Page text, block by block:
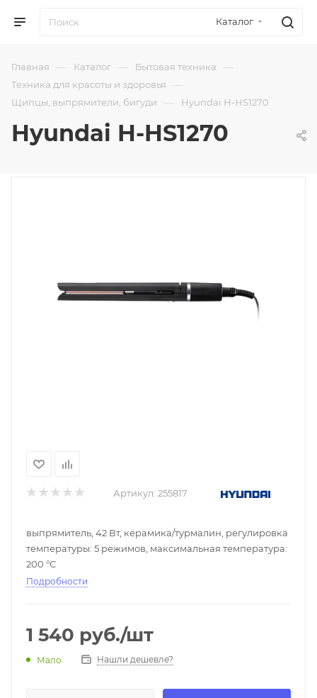
Каталог
Главная — Каталог — Бытовая техника —
Техника для красоты и здоровья —
Щипцы, выпрямители, бигуди — Hyundai H-HS1270
Hyundai H-HS1270
Артикул: 255817
выпрямитель, 42 Вт, керамика/турмалин, регулировка
температуры: 5 режимов, максимальная температура:
200 °С
Подробности
1 540 руб./шт
Мало Нашли дешевле?